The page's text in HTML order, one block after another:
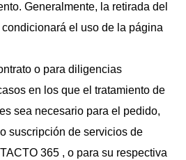
Generalmente, la retirada del
el uso de la página
o para diligencias
en los que el tratamiento de
sea necesario para el pedido,
suscripción de servicios de
365 , o para su respectiva